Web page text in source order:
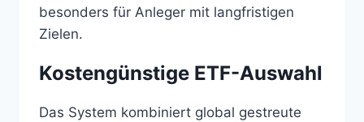
besonders für Anleger mit langfristigen
Zielen.
Kostengünstige ETF-Auswahl
Das System kombiniert global gestreute